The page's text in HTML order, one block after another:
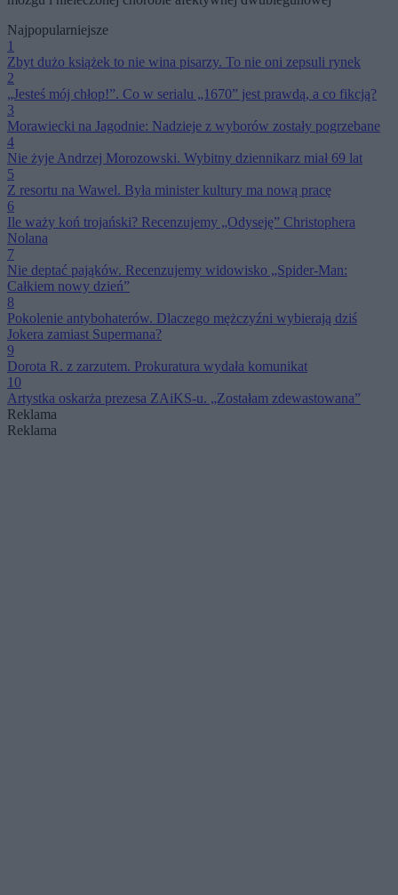
Najpopularniejsze
1
Zbyt dużo książek to nie wina pisarzy. To nie oni zepsuli rynek
2
„Jesteś mój chłop!”. Co w serialu „1670” jest prawdą, a co fikcją?
3
Morawiecki na Jagodnie: Nadzieje z wyborów zostały pogrzebane
4
Nie żyje Andrzej Morozowski. Wybitny dziennikarz miał 69 lat
5
Z resortu na Wawel. Była minister kultury ma nową pracę
6
Ile waży koń trojański? Recenzujemy „Odyseję” Christophera
Nolana
7
Nie deptać pająków. Recenzujemy widowisko „Spider-Man:
Całkiem nowy dzień”
8
Pokolenie antybohaterów. Dlaczego mężczyźni wybierają dziś
Jokera zamiast Supermana?
9
Dorota R. z zarzutem. Prokuratura wydała komunikat
10
Artystka oskarża prezesa ZAiKS-u. „Zostałam zdewastowana”
Reklama
Reklama